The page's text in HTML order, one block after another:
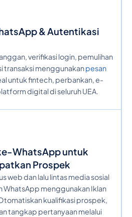
& Autentikasi
verifikasi login, pemulihan
transaksi menggunakanpesan
untuk fintech, perbankan, e-
digital di seluruh UEA.
WhatsApp untuk
Prospek
web dan lalu lintas media sosial
WhatsApp menggunakan Iklan
kualifikasi prospek,
tangkap pertanyaan melalui